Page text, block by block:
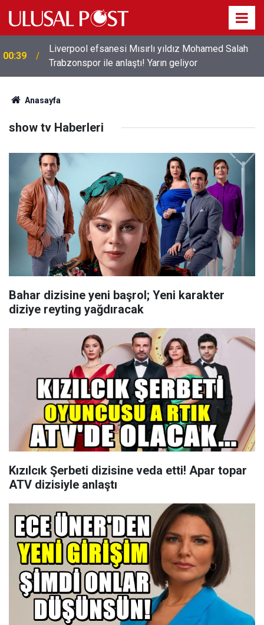
00:39
Liverpool efsanesi Mısırlı yıldız Mohamed Salah
Trabzonspor ile anlaştı! Yarın geliyor
Anasayfa
show tv Haberleri
Bahar dizisine yeni başrol; Yeni karakter
diziye reyting yağdıracak
Kızılcık Şerbeti dizisine veda etti! Apar topar
ATV dizisiyle anlaştı